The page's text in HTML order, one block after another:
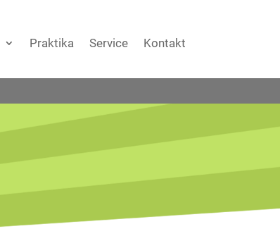
Praktika Service Kontakt